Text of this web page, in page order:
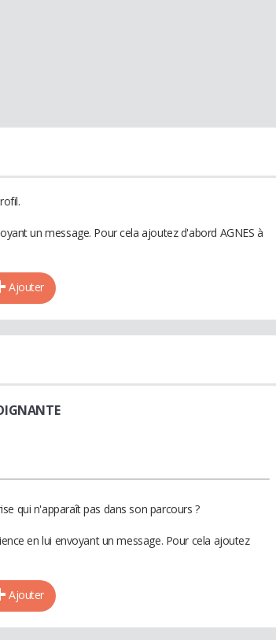
un message. Pour cela ajoutez d'abord AGNES à
Ajouter
qui n'apparaît pas dans son parcours ?
en lui envoyant un message. Pour cela ajoutez
Ajouter